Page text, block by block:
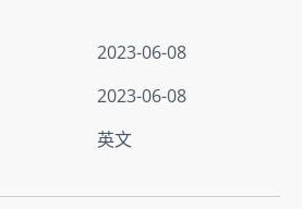
2023-06-08
2023-06-08
英文